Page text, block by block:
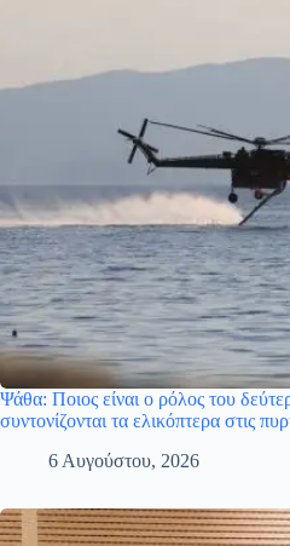
Ψάθα: Ποιος είναι ο ρόλος του
συντονίζονται τα ελικόπτερα στις
6 Αυγούστου, 2026